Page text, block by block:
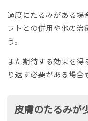
過度にたるみがある場
フトとの併用や他の治
う。
また期待する効果を
り返す必要がある場合
皮膚のたるみが